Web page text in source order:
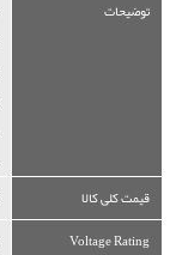
توضیحات
قیمت کلی کالا
Voltage Rating